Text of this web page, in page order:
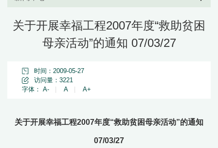
关于开展幸福工程2007年度“救助贫困
母亲活动”的通知 07/03/27
时间：2009-05-27
访问量： 3221
字体： A- A A+
关于开展幸福工程2007年度“救助贫困母亲活动”的通知
07/03/27